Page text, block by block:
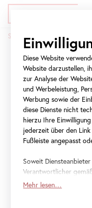
Direkt
Zur
Navigation
springen
Zur
Navigation
springen
Startseite Presse
Tea
Tea Talks im
Diese Website
Website darzustellen,
zur Analyse der
und Werbeleistung,
Werbung sowie der
diese Dienste nicht
hierzu Ihre
jederzeit über den Link
Fußleiste angepasst
Soweit
Verantwortlicher
gilt Ihre Einwilligung
Mehr lesen…